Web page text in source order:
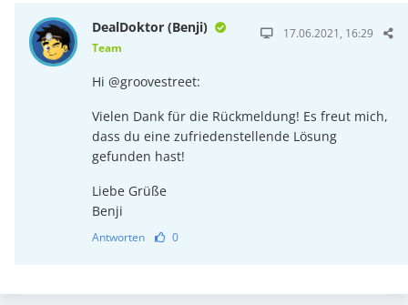
DealDoktor (Benji)
Team
17.06.2021, 16:29
Hi @groovestreet:
Vielen Dank für die Rückmeldung! Es freut mich,
dass du eine zufriedenstellende Lösung
gefunden hast!
Liebe Grüße
Benji
Antworten 0